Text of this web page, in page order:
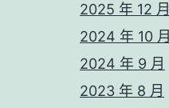
2025 年 12 月
2024 年 10 月
2024 年 9 月
2023 年 8 月